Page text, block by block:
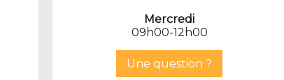
Mercredi
09h00-12h00
Une question ?